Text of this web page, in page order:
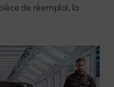
de réemploi, la